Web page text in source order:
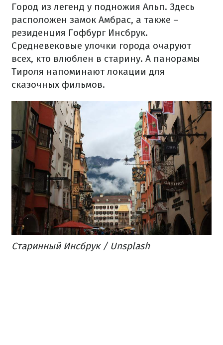
Город из легенд у подножия Альп. Здесь
расположен замок Амбрас, а также –
резиденция Гофбург Инсбрук.
Средневековые улочки города очаруют
всех, кто влюблен в старину. А панорамы
Тироля напоминают локации для
сказочных фильмов.
Старинный Инсбрук / Unsplash